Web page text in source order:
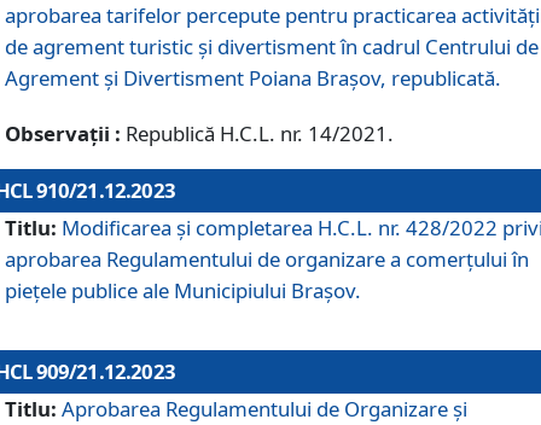
aprobarea tarifelor percepute pentru practicarea
de agrement turistic și divertisment în cadrul Centrului de
Agrement și Divertisment Poiana Brașov, republicată.
Observații : Republică H.C.L. nr. 14/2021.
910/21.12.2023
Titlu: Modificarea și completarea H.C.L. nr. 428/2022
aprobarea Regulamentului de organizare a comerțului în
piețele publice ale Municipiului Braşov.
909/21.12.2023
Titlu: Aprobarea Regulamentului de Organizare și